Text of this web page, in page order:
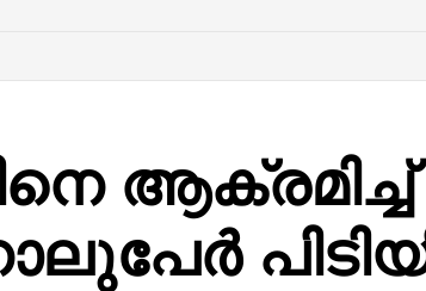
ആക്രമിച്ച്